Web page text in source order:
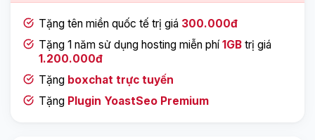
Tặng tên miền quốc tế trị giá 300.000đ
Tặng 1 năm sử dụng hosting miễn phí1GB trị giá
1.200.000đ
Tặng boxchat trực tuyến
Tặng Plugin YoastSeo Premium